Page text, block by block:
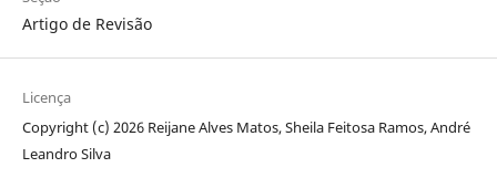
Artigo de Revisão
Licença
Copyright (c) 2026 Reijane Alves Matos, Sheila Feitosa Ramos, André
Leandro Silva